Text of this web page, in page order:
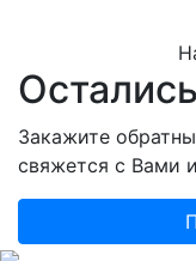
Закажите
свяжется с Вами